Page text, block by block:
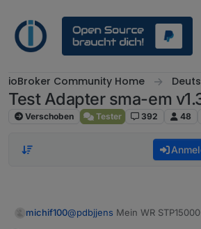
ioBroker Community Home
Test Adapter sma-em
Verschoben Tester 392 48
michif100@pdbjjens Mein WR